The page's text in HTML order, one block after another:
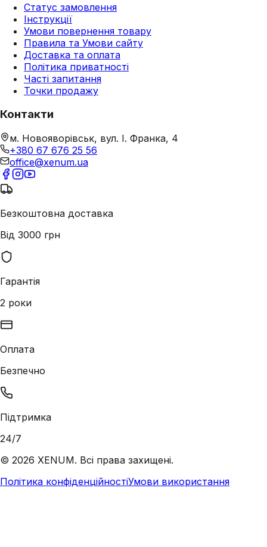
Статус замовлення
Інструкції
Умови повернення товару
Правила та Умови сайту
Доставка та оплата
Політика приватності
Часті запитання
Точки продажу
Контакти
м. Новояворівськ, вул. І. Франка, 4
+380 67 676 25 56
office@xenum.ua
Безкоштовна доставка
Від 3000 грн
Гарантія
2 роки
Оплата
Безпечно
Підтримка
24/7
© 2026 XENUM. Всі права захищені.
Політика конфіденційностіУмови використання